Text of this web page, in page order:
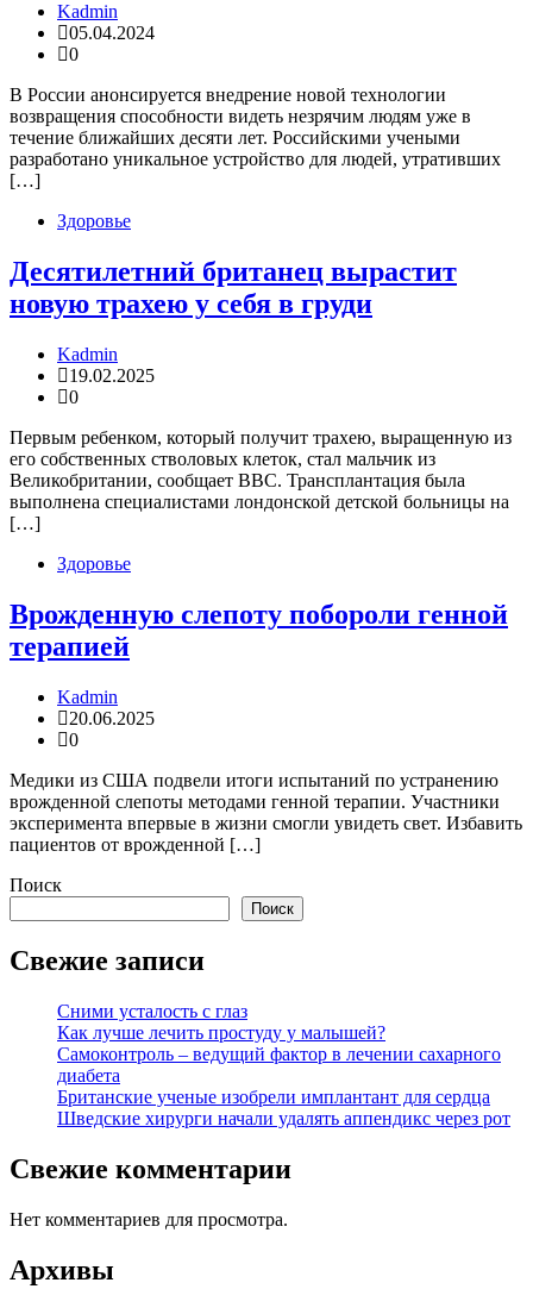
Kadmin
05.04.2024
0
В России анонсируется внедрение новой технологии
возвращения способности видеть незрячим людям уже в
течение ближайших десяти лет. Российскими учеными
разработано уникальное устройство для людей, утративших
[…]
Здоровье
Десятилетний британец вырастит
новую трахею у себя в груди
Kadmin
19.02.2025
0
Первым ребенком, который получит трахею, выращенную из
его собственных стволовых клеток, стал мальчик из
Великобритании, сообщает BBC. Трансплантация была
выполнена специалистами лондонской детской больницы на
[…]
Здоровье
Врожденную слепоту побороли генной
терапией
Kadmin
20.06.2025
0
Медики из США подвели итоги испытаний по устранению
врожденной слепоты методами генной терапии. Участники
эксперимента впервые в жизни смогли увидеть свет. Избавить
пациентов от врожденной […]
Поиск
Поиск
Свежие записи
Сними усталость с глаз
Как лучше лечить простуду у малышей?
Самоконтроль – ведущий фактор в лечении сахарного
диабета
Британские ученые изобрели имплантант для сердца
Шведские хирурги начали удалять аппендикс через рот
Свежие комментарии
Нет комментариев для просмотра.
Архивы